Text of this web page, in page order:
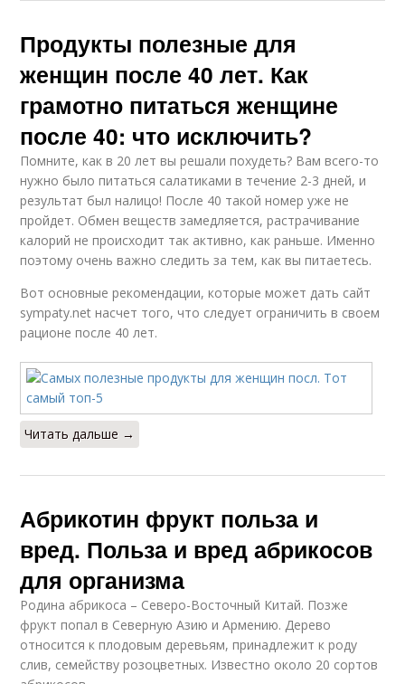
Продукты полезные для
женщин после 40 лет. Как
грамотно питаться женщине
после 40: что исключить?
Помните, как в 20 лет вы решали похудеть? Вам всего-то
нужно было питаться салатиками в течение 2-3 дней, и
результат был налицо! После 40 такой номер уже не
пройдет. Обмен веществ замедляется, растрачивание
калорий не происходит так активно, как раньше. Именно
поэтому очень важно следить за тем, как вы питаетесь.
Вот основные рекомендации, которые может дать сайт
sympaty.net насчет того, что следует ограничить в своем
рационе после 40 лет.
Читать дальше →
Абрикотин фрукт польза и
вред. Польза и вред абрикосов
для организма
Родина абрикоса – Северо-Восточный Китай. Позже
фрукт попал в Северную Азию и Армению. Дерево
относится к плодовым деревьям, принадлежит к роду
слив, семейству розоцветных. Известно около 20 сортов